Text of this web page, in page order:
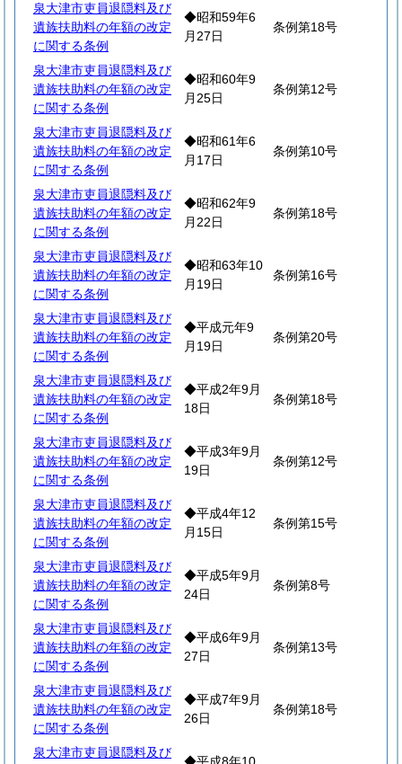
泉大津市吏員退隠料及び
遺族扶助料の年額の改定
に関する条例
◆昭和59年6
月27日
条例第18号
泉大津市吏員退隠料及び
遺族扶助料の年額の改定
に関する条例
◆昭和60年9
月25日
条例第12号
泉大津市吏員退隠料及び
遺族扶助料の年額の改定
に関する条例
◆昭和61年6
月17日
条例第10号
泉大津市吏員退隠料及び
遺族扶助料の年額の改定
に関する条例
◆昭和62年9
月22日
条例第18号
泉大津市吏員退隠料及び
遺族扶助料の年額の改定
に関する条例
◆昭和63年10
月19日
条例第16号
泉大津市吏員退隠料及び
遺族扶助料の年額の改定
に関する条例
◆平成元年9
月19日
条例第20号
泉大津市吏員退隠料及び
遺族扶助料の年額の改定
に関する条例
◆平成2年9月
18日
条例第18号
泉大津市吏員退隠料及び
遺族扶助料の年額の改定
に関する条例
◆平成3年9月
19日
条例第12号
泉大津市吏員退隠料及び
遺族扶助料の年額の改定
に関する条例
◆平成4年12
月15日
条例第15号
泉大津市吏員退隠料及び
遺族扶助料の年額の改定
に関する条例
◆平成5年9月
24日
条例第8号
泉大津市吏員退隠料及び
遺族扶助料の年額の改定
に関する条例
◆平成6年9月
27日
条例第13号
泉大津市吏員退隠料及び
遺族扶助料の年額の改定
に関する条例
◆平成7年9月
26日
条例第18号
泉大津市吏員退隠料及び